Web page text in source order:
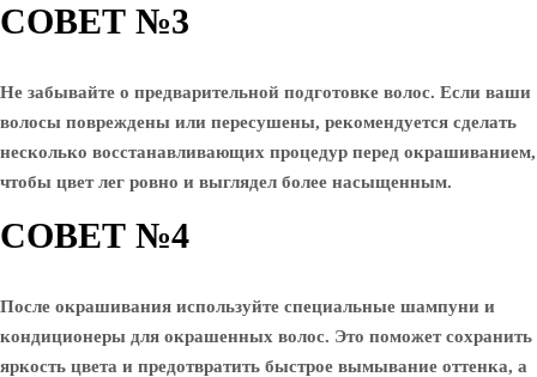
СОВЕТ №3
Не забывайте о предварительной подготовке волос. Если ваши
волосы повреждены или пересушены, рекомендуется сделать
несколько восстанавливающих процедур перед окрашиванием,
чтобы цвет лег ровно и выглядел более насыщенным.
СОВЕТ №4
После окрашивания используйте специальные шампуни и
кондиционеры для окрашенных волос. Это поможет сохранить
яркость цвета и предотвратить быстрое вымывание оттенка, а